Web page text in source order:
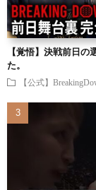
【覚悟】決戦前日
た。
【公式】